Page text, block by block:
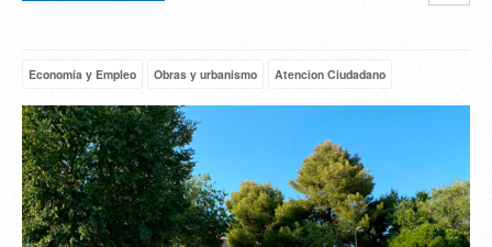
Economía y Empleo Obras y urbanismo Atencion Ciudadano